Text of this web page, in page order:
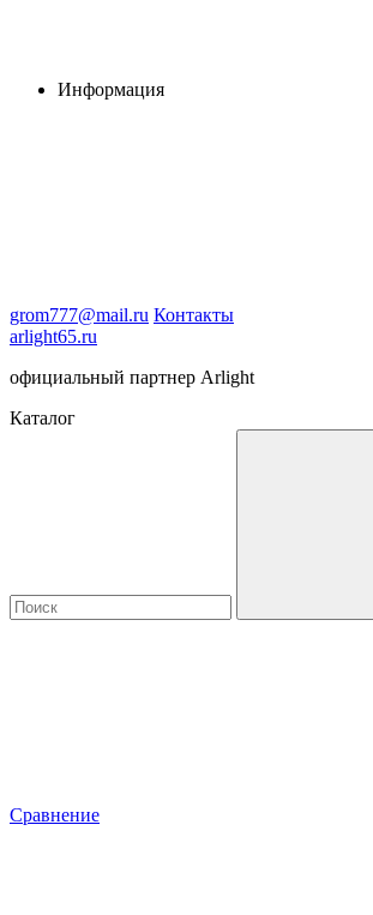
Информация
grom777@mail.ru Контакты
arlight65.ru
официальный партнер Arlight
Каталог
Сравнение